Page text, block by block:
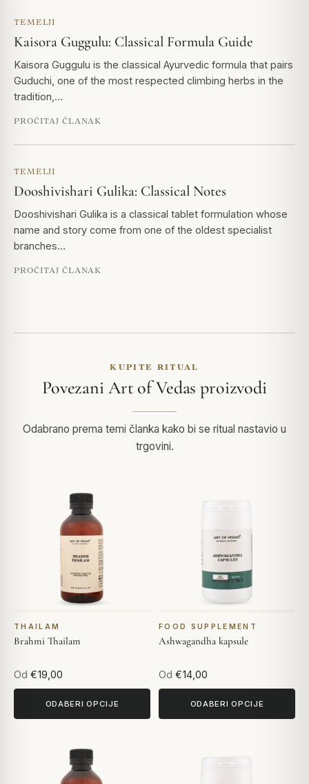
TEMELJI
Kaisora Guggulu: Classical Formula Guide
Kaisora Guggulu is the classical Ayurvedic formula that pairs
Guduchi, one of the most respected climbing herbs in the
tradition,…
PROČITAJ ČLANAK
TEMELJI
Dooshivishari Gulika: Classical Notes
Dooshivishari Gulika is a classical tablet formulation whose
name and story come from one of the oldest specialist
branches…
PROČITAJ ČLANAK
KUPITE RITUAL
Povezani Art of Vedas proizvodi
Odabrano prema temi članka kako bi se ritual nastavio u
trgovini.
THAILAM
Brahmi Thailam
Od €19,00
ODABERI OPCIJE
FOOD SUPPLEMENT
Ashwagandha kapsule
Od €14,00
ODABERI OPCIJE